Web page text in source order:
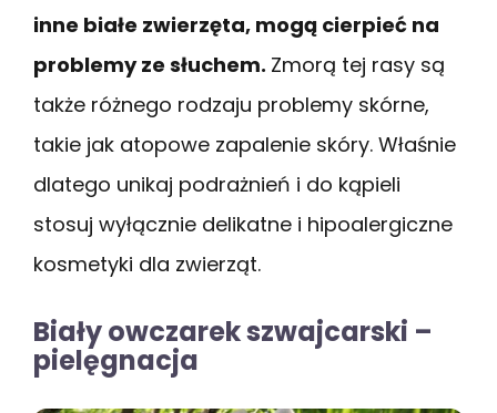
inne białe zwierzęta, mogą cierpieć na
problemy ze słuchem. Zmorą tej rasy są
także różnego rodzaju problemy skórne,
takie jak atopowe zapalenie skóry. Właśnie
dlatego unikaj podrażnień i do kąpieli
stosuj wyłącznie delikatne i hipoalergiczne
kosmetyki dla zwierząt.
Biały owczarek szwajcarski –
pielęgnacja